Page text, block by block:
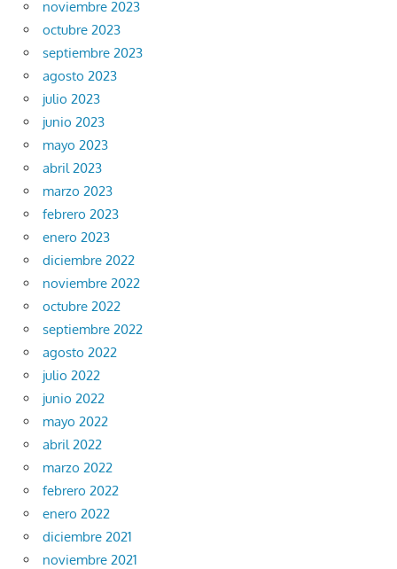
noviembre 2023
octubre 2023
septiembre 2023
agosto 2023
julio 2023
junio 2023
mayo 2023
abril 2023
marzo 2023
febrero 2023
enero 2023
diciembre 2022
noviembre 2022
octubre 2022
septiembre 2022
agosto 2022
julio 2022
junio 2022
mayo 2022
abril 2022
marzo 2022
febrero 2022
enero 2022
diciembre 2021
noviembre 2021